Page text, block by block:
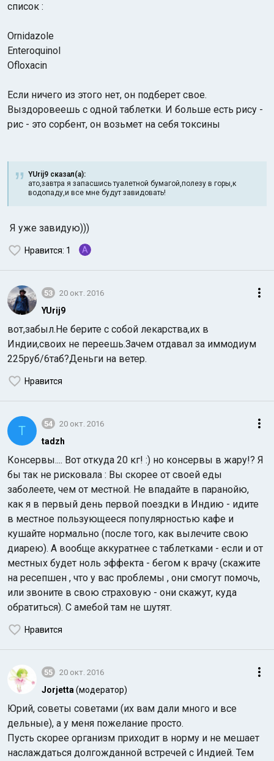
список :
Ornidazole
Enteroquinol
Ofloxacin
Если ничего из этого нет, он подберет свое.
Выздоровеешь с одной таблетки. И больше есть рису -
рис - это сорбент, он возьмет на себя токсины
YUrij9 сказал(а):
ато,завтра я запасшись туалетной бумагой,полезу в горы,к
водопаду,и все мне будут завидовать!
Я уже завидую)))
Нравится: 1 A
53 20 окт. 2016
YUrij9
вот,забыл.Не берите с собой лекарства,их в
Индии,своих не переешь.Зачем отдавал за иммодиум
225руб/6таб?Деньги на ветер.
Нравится
T 54 20 окт. 2016
tadzh
Консервы.... Вот откуда 20 кг! :) но консервы в жару!? Я
бы так не рисковала : Вы скорее от своей еды
заболеете, чем от местной. Не впадайте в паранойю,
как я в первый день первой поездки в Индию - идите
в местное пользующееся популярностью кафе и
кушайте нормально (после того, как вылечите свою
диарею). А вообще аккуратнее с таблетками - если и от
местных будет ноль эффекта - бегом к врачу (скажите
на ресепшен , что у вас проблемы , они смогут помочь,
или звоните в свою страховую - они скажут, куда
обратиться). С амебой там не шутят.
Нравится
55 20 окт. 2016
Jorjetta (модератор)
Юрий, советы советами (их вам дали много и все
дельные), а у меня пожелание просто.
Пусть скорее организм приходит в норму и не мешает
наслаждаться долгожданной встречей с Индией. Тем